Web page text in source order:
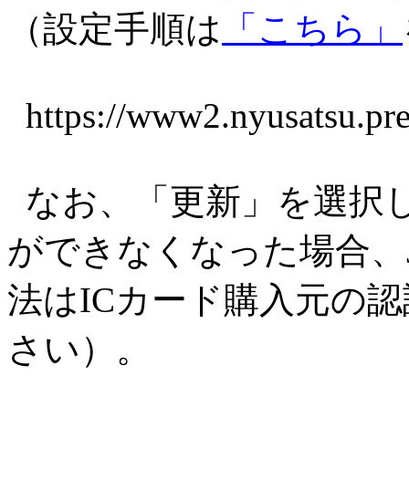
（設定手順は 「こちら」
https://
なお、「更新」を選択
ができなくなった場合
法はICカード購入元の
さい）。